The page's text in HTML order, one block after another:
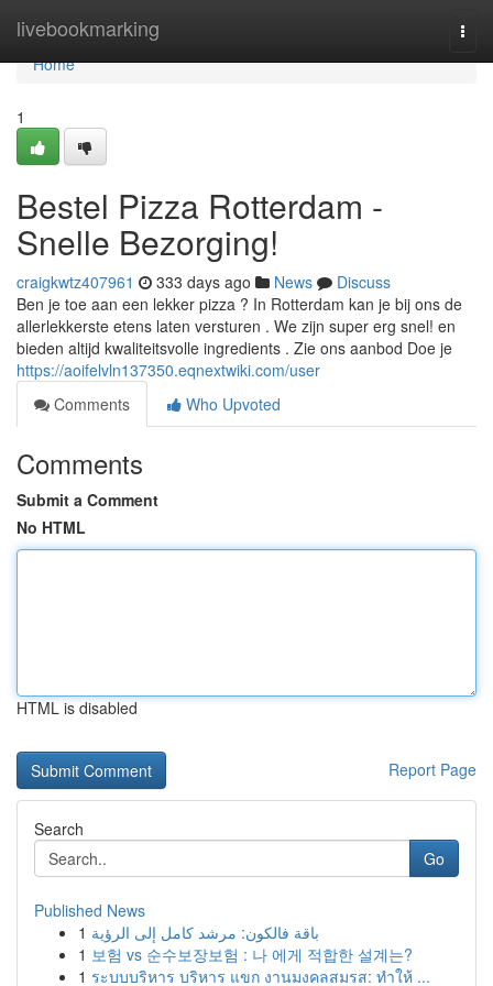
livebookmarking
Home
Home
1
Bestel Pizza Rotterdam -
Snelle Bezorging!
craigkwtz407961 333 days ago News
Discuss
Ben je toe aan een lekker pizza ? In Rotterdam kan je bij ons de
allerlekkerste etens laten versturen . We zijn super erg snel! en
bieden altijd kwaliteitsvolle ingredients . Zie ons aanbod Doe je
https://aoifelvln137350.eqnextwiki.com/user
Comments
Who Upvoted
Comments
Submit a Comment
No HTML
HTML is disabled
Report Page
Search
Go
Published News
1 باقة فالكون: مرشد كامل إلى الرؤية
1 보험 vs 순수보장보험 : 나 에게 적합한 설계는?
1 ระบบบริหาร บริหาร แขก งานมงคลสมรส: ทำให้ ...